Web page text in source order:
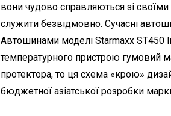
вони чудово справляються зі
служити безвідмовно. Сучасні
Автошинами моделі Starmaxx ST450
температурного пристрою гумовий
протектора, то ця схема «крою»
бюджетної азіатської розробки